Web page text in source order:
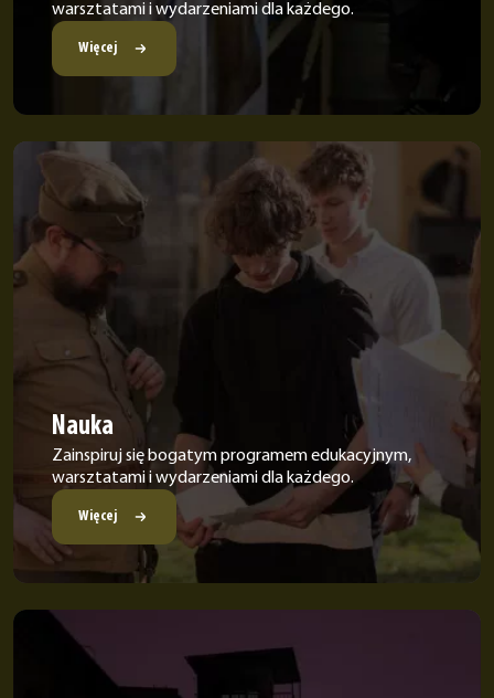
warsztatami i wydarzeniami dla każdego.
Więcej
Nauka
Zainspiruj się bogatym programem edukacyjnym,
warsztatami i wydarzeniami dla każdego.
Więcej